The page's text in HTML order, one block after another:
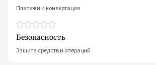
Платежи и конвертация
Безопасность
Защита средств и операций